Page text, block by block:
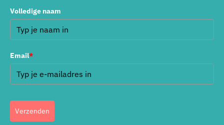
Volledige naam
Email*
Verzenden